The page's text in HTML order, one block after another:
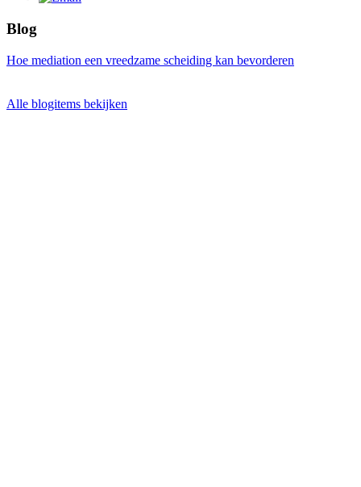
Blog
Hoe mediation een vreedzame scheiding kan bevorderen
Alle blogitems bekijken